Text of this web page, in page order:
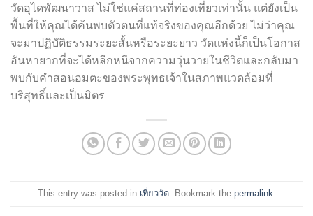
วัดอุไดพัฒนาวาส ไม่ใช่แค่สถานที่ท่องเที่ยวเท่านั้น แต่ยังเป็น
พื้นที่ให้คุณได้ค้นพบตัวตนที่แท้จริงของคุณอีกด้วย ไม่ว่าคุณ
จะมาปฏิบัติธรรมระยะสั้นหรือระยะยาว วัดแห่งนี้ก็เป็นโอกาส
อันหายากที่จะได้หลีกหนีจากความวุ่นวายในชีวิตและกลับมา
พบกับคำสอนอมตะของพระพุทธเจ้าในสภาพแวดล้อมที่
บริสุทธิ์และเป็นมิตร
This entry was posted in เที่ยววัด. Bookmark the permalink